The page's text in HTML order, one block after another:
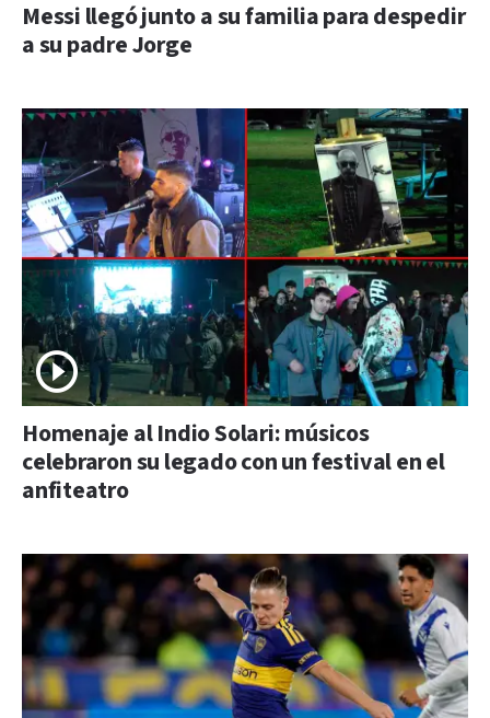
Messi llegó junto a su familia para despedir
a su padre Jorge
Homenaje al Indio Solari: músicos
celebraron su legado con un festival en el
anfiteatro